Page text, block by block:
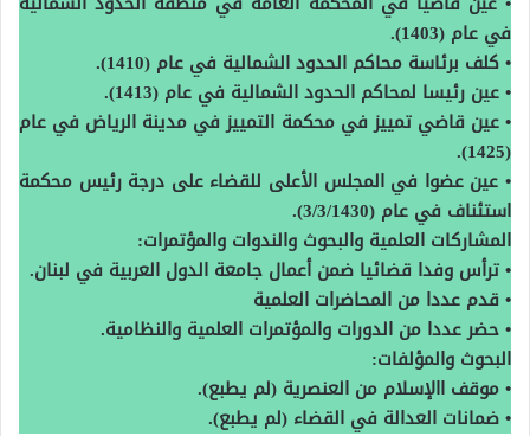
في عام (1403).
• كلف برئاسة محاكم الحدود الشمالية في عام (1410).
• عين رئيسا لمحاكم الحدود الشمالية في عام (1413).
• عين قاضي تمييز في محكمة التمييز في مدينة الرياض في عام
(1425).
• عين عضوا في المجلس الأعلى للقضاء على درجة رئيس محكمة
استئناف في عام (3/3/1430).
المشاركات العلمية والبحوث والندوات والمؤتمرات:
• ترأس وفدا قضائيا ضمن أعمال جامعة الدول العربية في لبنان.
• قدم عددا من المحاضرات العلمية
• حضر عددا من الدورات والمؤتمرات العلمية والنظامية.
البحوث والمؤلفات:
• موقف االإسلام من العنصرية (لم يطبع).
• ضمانات العدالة في القضاء (لم يطبع).